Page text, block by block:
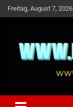
Skip
to
Freitag, August 7, 2026
Idemo u